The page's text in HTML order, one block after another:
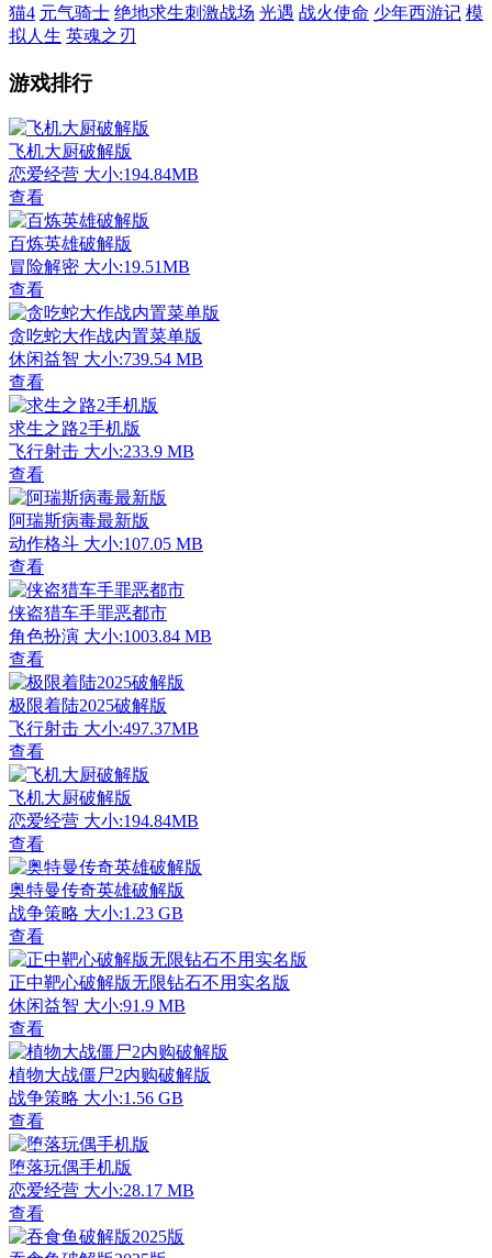
猫4 元气骑士 绝地求生刺激战场 光遇 战火使命 少年西游记 模
拟人生 英魂之刃
游戏排行
飞机大厨破解版
恋爱经营 大小:194.84MB
查看
百炼英雄破解版
冒险解密 大小:19.51MB
查看
贪吃蛇大作战内置菜单版
休闲益智 大小:739.54 MB
查看
求生之路2手机版
飞行射击 大小:233.9 MB
查看
阿瑞斯病毒最新版
动作格斗 大小:107.05 MB
查看
侠盗猎车手罪恶都市
角色扮演 大小:1003.84 MB
查看
极限着陆2025破解版
飞行射击 大小:497.37MB
查看
飞机大厨破解版
恋爱经营 大小:194.84MB
查看
奥特曼传奇英雄破解版
战争策略 大小:1.23 GB
查看
正中靶心破解版无限钻石不用实名版
休闲益智 大小:91.9 MB
查看
植物大战僵尸2内购破解版
战争策略 大小:1.56 GB
查看
堕落玩偶手机版
恋爱经营 大小:28.17 MB
查看